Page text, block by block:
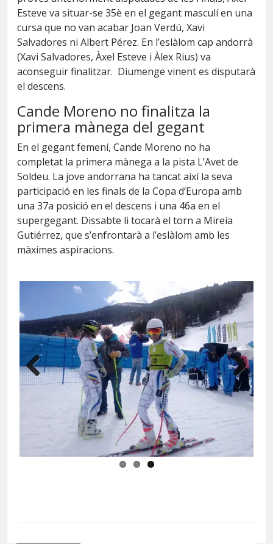
Esteve va situar-se 35è en el gegant masculí en una
cursa que no van acabar Joan Verdú, Xavi
Salvadores ni Albert Pérez. En l’eslàlom cap andorrà
(Xavi Salvadores, Àxel Esteve i Àlex Rius) va
aconseguir finalitzar. Diumenge vinent es disputarà
el descens.
Cande Moreno no finalitza la
primera mànega del gegant
En el gegant femení, Cande Moreno no ha
completat la primera mànega a la pista L’Avet de
Soldeu. La jove andorrana ha tancat així la seva
participació en les finals de la Copa d’Europa amb
una 37a posició en el descens i una 46a en el
supergegant. Dissabte li tocarà el torn a Mireia
Gutiérrez, que s’enfrontarà a l’eslàlom amb les
màximes aspiracions.
Previous Next